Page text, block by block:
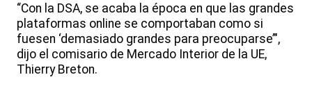
“Con la DSA, se acaba la época en que las grandes
plataformas online se comportaban como si
fuesen ‘demasiado grandes para preocuparse’",
dijo el comisario de Mercado Interior de la UE,
Thierry Breton.